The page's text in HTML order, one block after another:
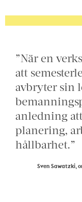
”När en
att
avbryter sin
anledning
planering,
hållbarhet.”
Sven Sawatzki,